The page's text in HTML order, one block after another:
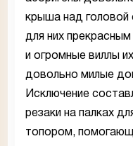
крыша над
для них
и огромные виллы
довольно милые
Исключение
резаки на палках
топором,